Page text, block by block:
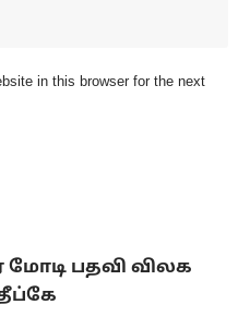
in this browser for the next
மோடி பதவி விலக